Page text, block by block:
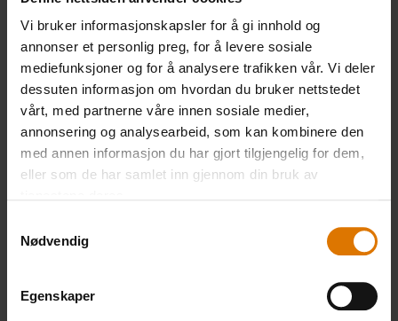
Vi bruker informasjonskapsler for å gi innhold og
annonser et personlig preg, for å levere sosiale
mediefunksjoner og for å analysere trafikken vår. Vi deler
dessuten informasjon om hvordan du bruker nettstedet
vårt, med partnerne våre innen sosiale medier,
annonsering og analysearbeid, som kan kombinere den
med annen informasjon du har gjort tilgjengelig for dem,
eller som de har samlet inn gjennom din bruk av
Nødvendig
Egenskaper
Gjør det enkelt
Anbefalt tilbehør
WEBER
wok og